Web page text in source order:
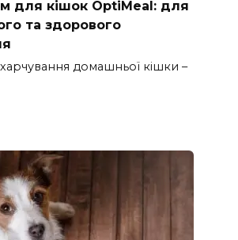
для кішок OptiMeal: для
та здорового
домашньої кішки –